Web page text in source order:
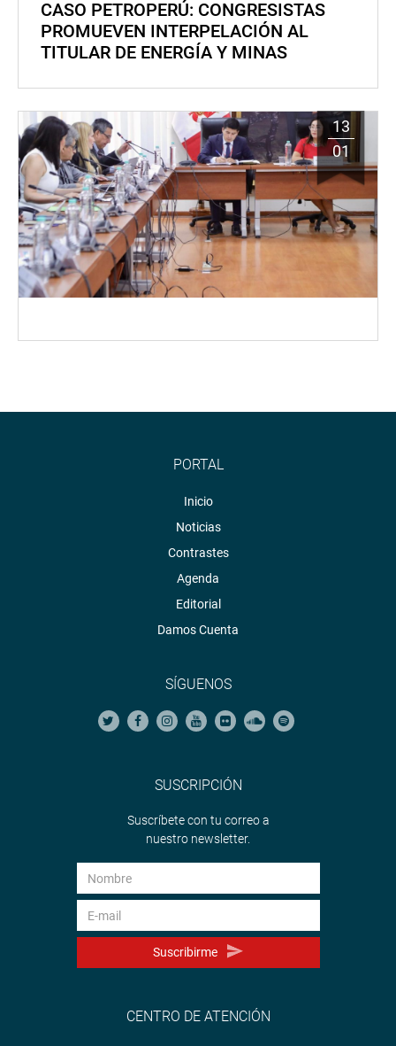
CASO PETROPERÚ: CONGRESISTAS
PROMUEVEN INTERPELACIÓN AL
TITULAR DE ENERGÍA Y MINAS
13
01
PORTAL
Inicio
Noticias
Contrastes
Agenda
Editorial
Damos Cuenta
SÍGUENOS
SUSCRIPCIÓN
Suscríbete con tu correo a
nuestro newsletter.
Suscribirme
CENTRO DE ATENCIÓN